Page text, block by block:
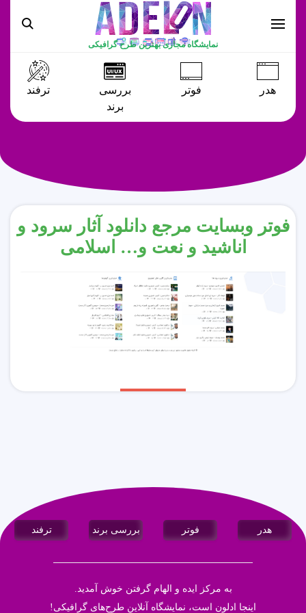
نمایشگاه مجازی بهترین طرح گرافیکی
هدر فوتر
بررسی
برند
ترفند
فوتر وبسایت مرجع دانلود آثار سرود و
اناشید و نعت و… اسلامی
هدر فوتر بررسی برند ترفند
به مرکز ایده و الهام گرفتن خوش آمدید.
اینجا ادلون است، نمایشگاه آنلاین طرح‌های گرافیکی!